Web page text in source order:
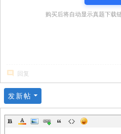
购买后将自动显示真题下载
回复
发新帖